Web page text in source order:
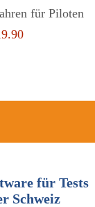
für Piloten
für Tests
Schweiz